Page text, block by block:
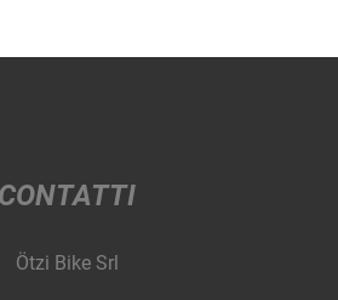
CONTATTI
Ötzi Bike Srl